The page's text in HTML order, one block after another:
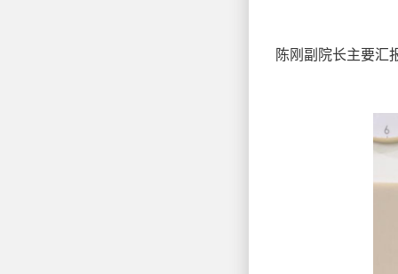
陈刚副院长主要汇